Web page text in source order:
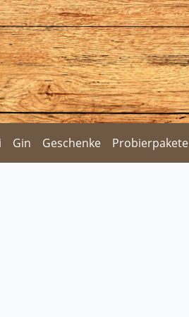
Gin Geschenke Probierpakete